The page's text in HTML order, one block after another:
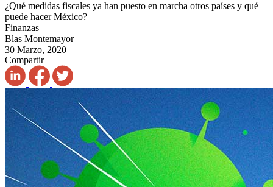
¿Qué medidas fiscales ya han puesto en marcha otros países y qué
puede hacer México?
Finanzas
Blas Montemayor
30 Marzo, 2020
Compartir